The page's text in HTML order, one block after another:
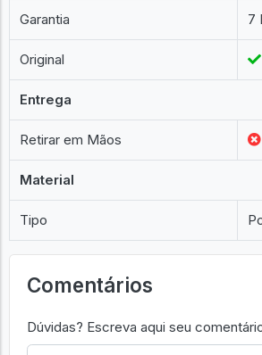
Garantia 7
Original
Entrega
Retirar em Mãos
Material
Tipo
Comentários
Dúvidas? Escreva aqui seu